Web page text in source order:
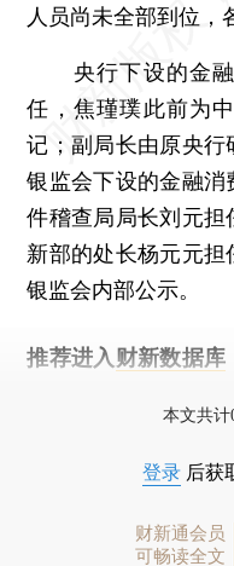
人员尚未全部到位，
央行下设的金融
任，焦瑾璞此前为
记；副局长由原央行
银监会下设的金融
件稽查局局长刘元担
新部的处长杨元元担
银监会内部公示。
推荐进入 财新数据库
本文共
登录 后获
财新通会员
可畅读全文